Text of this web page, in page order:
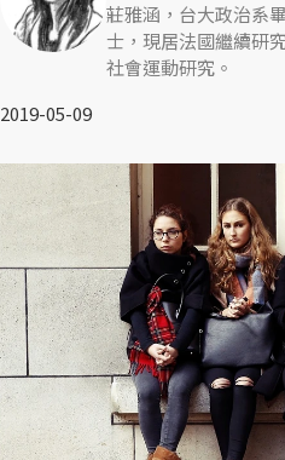
莊雅涵，台大政治系
士，現居法國繼續研
社會運動研究。
2019-05-09